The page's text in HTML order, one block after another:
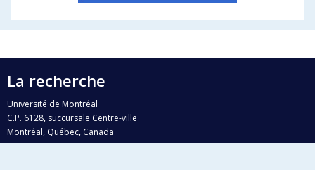
La recherche
Université de Montréal
C.P. 6128, succursale Centre-ville
Montréal, Québec, Canada
H3C 3J7